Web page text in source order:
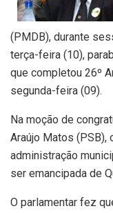
(PMDB), durante
terça-feira (10),
que completou 26º
segunda-feira (09).
Na moção de
Araújo Matos (PSB),
administração
ser emancipada de
O parlamentar fez